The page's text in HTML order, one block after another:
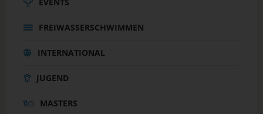
FREIWASSERSCHWIMMEN
INTERNATIONAL
JUGEND
MASTERS